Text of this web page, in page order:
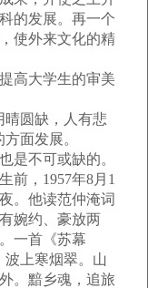
的发展。再一个
使外来文化的精
高大学生的审美
圆缺，人有悲
面发展。
不可或缺的。
前，1957年8月1
。他读范仲淹词
婉约、豪放两
一首《苏幕
波上寒烟翠。山
。黯乡魂，追旅